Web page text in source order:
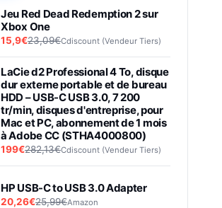
Jeu Red Dead Redemption 2 sur
Xbox One
15,9€23,09€Cdiscount (Vendeur Tiers)
LaCie d2 Professional 4 To, disque
dur externe portable et de bureau
HDD – USB-C USB 3.0, 7 200
tr/min, disques d'entreprise, pour
Mac et PC, abonnement de 1 mois
à Adobe CC (STHA4000800)
199€282,13€Cdiscount (Vendeur Tiers)
HP USB-C to USB 3.0 Adapter
20,26€25,99€Amazon